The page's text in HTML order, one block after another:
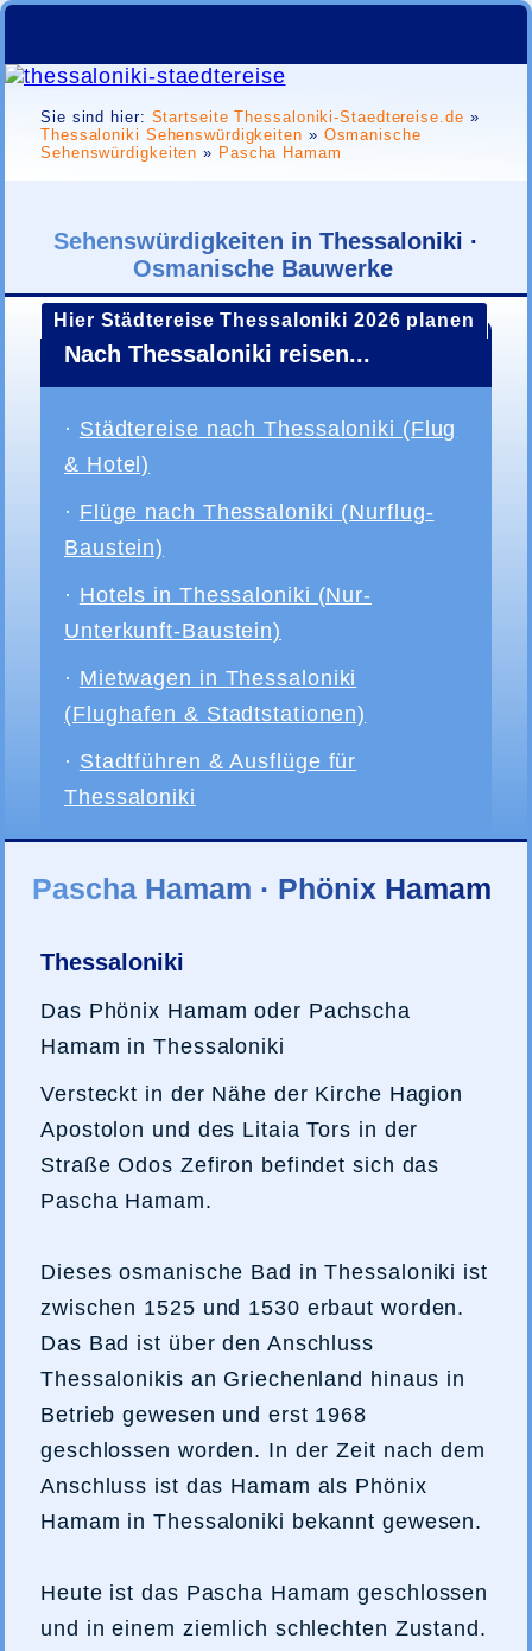
Sie sind hier: Startseite Thessaloniki-Staedtereise.de »
Thessaloniki Sehenswürdigkeiten » Osmanische
Sehenswürdigkeiten » Pascha Hamam
Hier Städtereise Thessaloniki 2026 planen
Sehenswürdigkeiten in Thessaloniki ·
Osmanische Bauwerke
Nach Thessaloniki reisen...
· Städtereise nach Thessaloniki (Flug
& Hotel)
· Flüge nach Thessaloniki (Nurflug-
Baustein)
· Hotels in Thessaloniki (Nur-
Unterkunft-Baustein)
· Mietwagen in Thessaloniki
(Flughafen & Stadtstationen)
· Stadtführen & Ausflüge für
Thessaloniki
Pascha Hamam · Phönix Hamam
Thessaloniki
Das Phönix Hamam oder Pachscha
Hamam in Thessaloniki
Versteckt in der Nähe der Kirche Hagion
Apostolon und des Litaia Tors in der
Straße Odos Zefiron befindet sich das
Pascha Hamam.
Dieses osmanische Bad in Thessaloniki ist
zwischen 1525 und 1530 erbaut worden.
Das Bad ist über den Anschluss
Thessalonikis an Griechenland hinaus in
Betrieb gewesen und erst 1968
geschlossen worden. In der Zeit nach dem
Anschluss ist das Hamam als Phönix
Hamam in Thessaloniki bekannt gewesen.
Heute ist das Pascha Hamam geschlossen
und in einem ziemlich schlechten Zustand.